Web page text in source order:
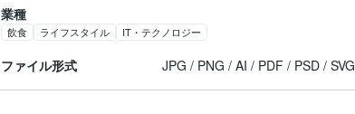
業種
飲食 ライフスタイル IT・テクノロジー
ファイル形式 JPG / PNG / AI / PDF / PSD / SVG